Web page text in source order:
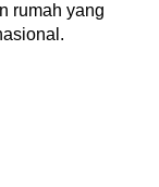
rumah yang